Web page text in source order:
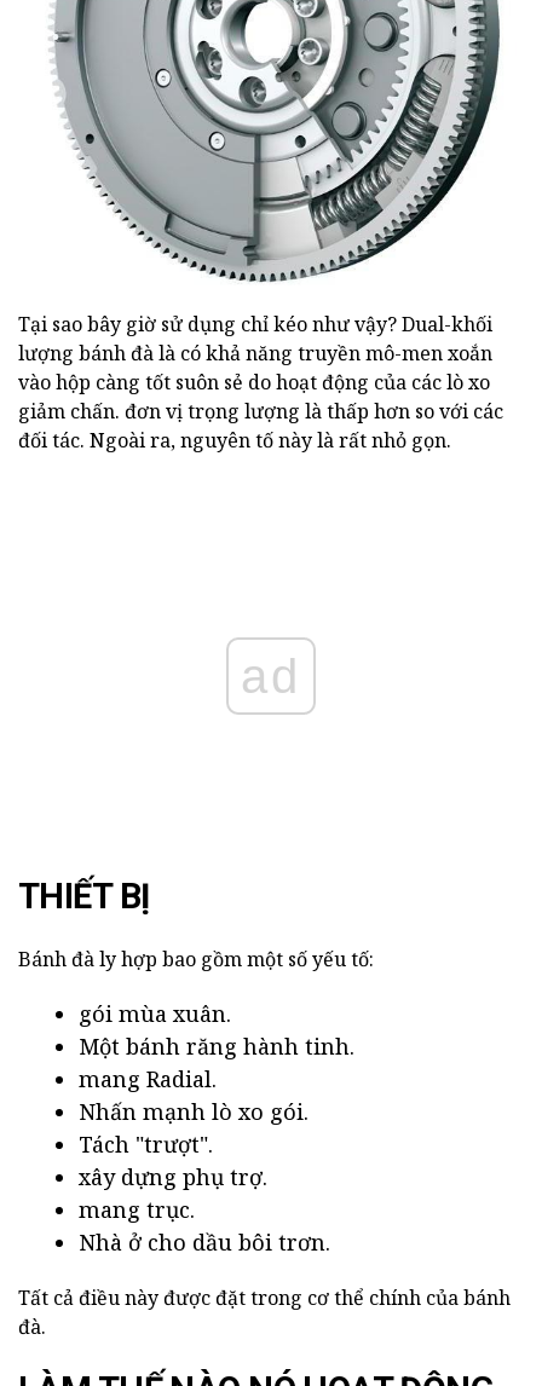
Tại sao bây giờ sử dụng chỉ kéo như vậy? Dual-khối
lượng bánh đà là có khả năng truyền mô-men xoắn
vào hộp càng tốt suôn sẻ do hoạt động của các lò xo
giảm chấn. đơn vị trọng lượng là thấp hơn so với các
đối tác. Ngoài ra, nguyên tố này là rất nhỏ gọn.
ad
THIẾT BỊ
Bánh đà ly hợp bao gồm một số yếu tố:
gói mùa xuân.
Một bánh răng hành tinh.
mang Radial.
Nhấn mạnh lò xo gói.
Tách "trượt".
xây dựng phụ trợ.
mang trục.
Nhà ở cho dầu bôi trơn.
Tất cả điều này được đặt trong cơ thể chính của bánh
đà.